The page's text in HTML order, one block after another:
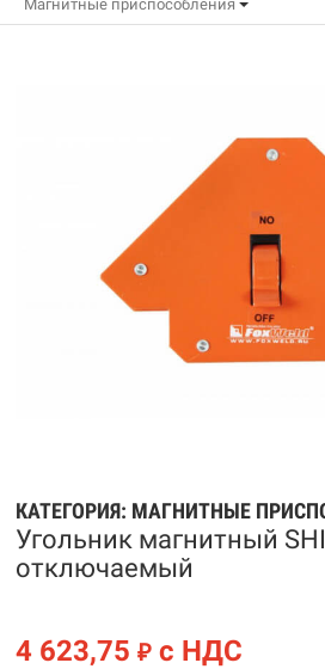
Магнитные приспособления
КАТЕГОРИЯ: МАГНИТНЫЕ
Угольник магнитный
отключаемый
4 623,75 ₽ с НДС